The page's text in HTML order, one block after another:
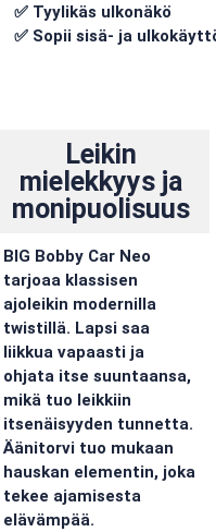
✅ Tyylikäs ulkonäkö
✅ Sopii sisä- ja
Leikin
mielekkyys ja
monipuolisuus
BIG Bobby Car Neo
tarjoaa klassisen
ajoleikin modernilla
twistillä. Lapsi saa
liikkua vapaasti ja
ohjata itse suuntaansa,
mikä tuo leikkiin
itsenäisyyden tunnetta.
Äänitorvi tuo mukaan
hauskan elementin, joka
tekee ajamisesta
elävämpää.